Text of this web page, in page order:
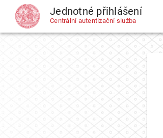
CAS Jednotné přihlášení
Centrální autentizační služba